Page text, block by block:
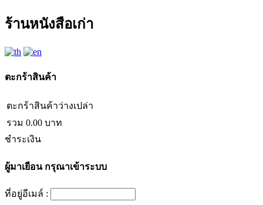
ร้านหนังสือเก่า
ตะกร้าสินค้า
ตะกร้าสินค้าว่างเปล่า
รวม 0.00 บาท
ชำระเงิน
ผู้มาเยือนกรุณาเข้าระบบ
ที่อยู่อีเมล์ :